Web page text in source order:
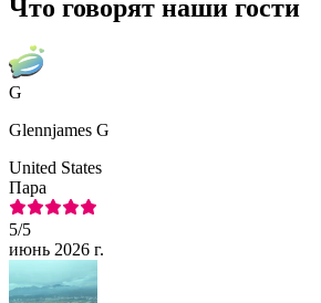
Что говорят наши гости
G
Glennjames G
United States
Пара
5/5
июнь 2026 г.